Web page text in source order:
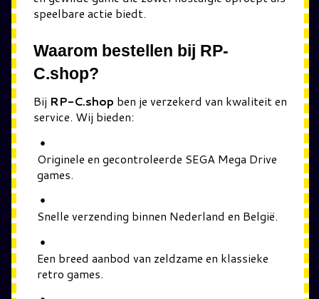
speelbare actie biedt.
Waarom bestellen bij RP-
C.shop?
Bij RP-C.shop ben je verzekerd van kwaliteit en
service. Wij bieden:
Originele en gecontroleerde SEGA Mega Drive
games.
Snelle verzending binnen Nederland en België.
Een breed aanbod van zeldzame en klassieke
retro games.